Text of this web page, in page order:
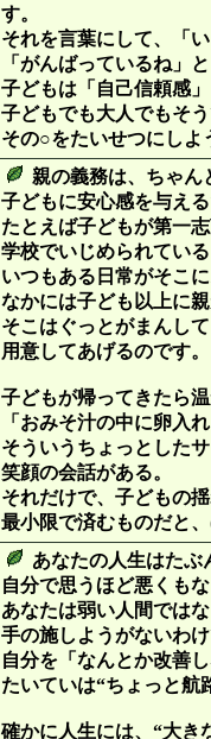
す。
それを言葉にして、「
「がんばっているね」
子どもは「自己信頼感
子どもでも大人でもそ
その○をたいせつにしよ
親の義務は、ちゃん
子どもに安心感を与え
たとえば子どもが第一
学校でいじめられてい
いつもある日常がそこ
なかには子ども以上に
そこはぐっとがまんし
用意してあげるのです。
子どもが帰ってきたら
「おみそ汁の中に卵入
そういうちょっとした
笑顔の会話がある。
それだけで、子どもの
最小限で済むものだと
あなたの人生はたぶ
自分で思うほど悪くも
あなたは弱い人間では
手の施しようがないわ
自分を「なんとか改善
たいていは“ちょっと航
確かに人生には、“大き